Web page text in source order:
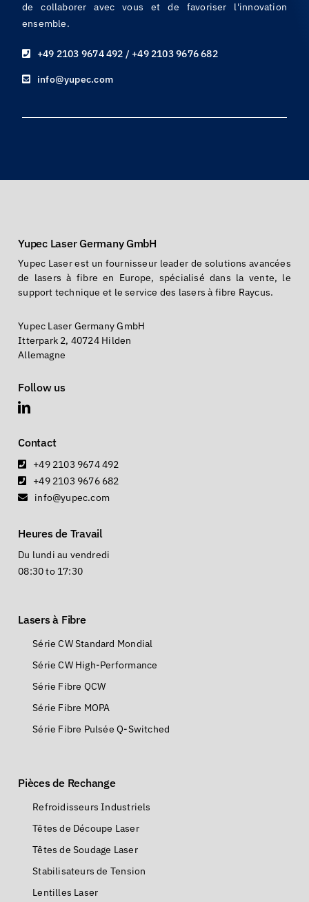
de collaborer avec vous et de favoriser l'innovation
ensemble.
+49 2103 9674 492 / +49 2103 9676 682
info@yupec.com
Yupec Laser Germany GmbH
Yupec Laser est un fournisseur leader de solutions avancées
de lasers à fibre en Europe, spécialisé dans la vente, le
support technique et le service des lasers à fibre Raycus.
Yupec Laser Germany GmbH
Itterpark 2, 40724 Hilden
Allemagne
Follow us
Contact
+49 2103 9674 492
+49 2103 9676 682
info@yupec.com
Heures de Travail
Du lundi au vendredi
08:30 to 17:30
Lasers à Fibre
Série CW Standard Mondial
Série CW High-Performance
Série Fibre QCW
Série Fibre MOPA
Série Fibre Pulsée Q-Switched
Pièces de Rechange
Refroidisseurs Industriels
Têtes de Découpe Laser
Têtes de Soudage Laser
Stabilisateurs de Tension
Lentilles Laser